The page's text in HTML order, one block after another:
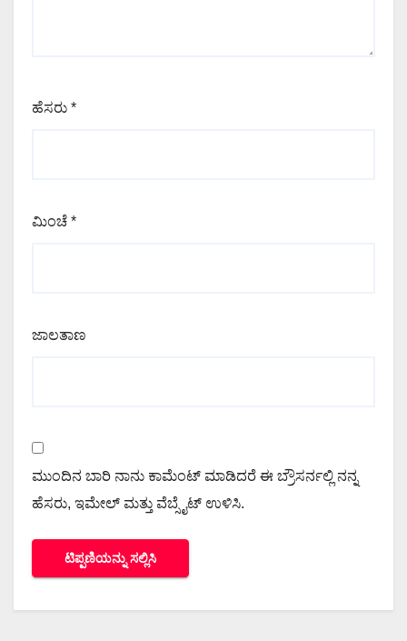
ಹೆಸರು *
ಮಿಂಚೆ *
ಜಾಲತಾಣ
ಮುಂದಿನ ಬಾರಿ ನಾನು ಕಾಮೆಂಟ್ ಮಾಡಿದರೆ ಈ ಬ್ರೌಸರ್ನಲ್ಲಿ ನನ್ನ
ಹೆಸರು, ಇಮೇಲ್ ಮತ್ತು ವೆಬ್ಸೈಟ್ ಉಳಿಸಿ.